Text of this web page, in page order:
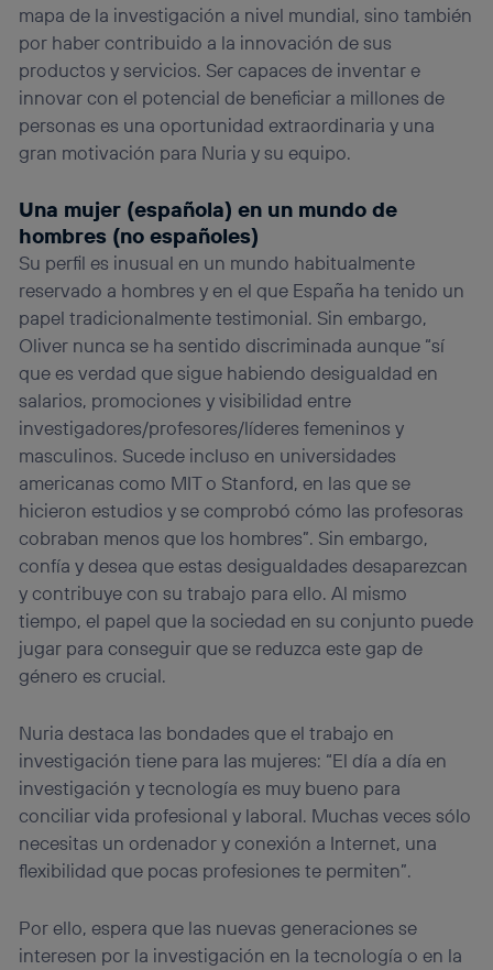
mapa de la investigación a nivel mundial, sino también
por haber contribuido a la innovación de sus
productos y servicios. Ser capaces de inventar e
innovar con el potencial de beneficiar a millones de
personas es una oportunidad extraordinaria y una
gran motivación para Nuria y su equipo.
Una mujer (española) en un mundo de
hombres (no españoles)
Su perfil es inusual en un mundo habitualmente
reservado a hombres y en el que España ha tenido un
papel tradicionalmente testimonial. Sin embargo,
Oliver nunca se ha sentido discriminada aunque “sí
que es verdad que sigue habiendo desigualdad en
salarios, promociones y visibilidad entre
investigadores/profesores/líderes femeninos y
masculinos. Sucede incluso en universidades
americanas como MIT o Stanford, en las que se
hicieron estudios y se comprobó cómo las profesoras
cobraban menos que los hombres”. Sin embargo,
confía y desea que estas desigualdades desaparezcan
y contribuye con su trabajo para ello. Al mismo
tiempo, el papel que la sociedad en su conjunto puede
jugar para conseguir que se reduzca este gap de
género es crucial.
Nuria destaca las bondades que el trabajo en
investigación tiene para las mujeres: “El día a día en
investigación y tecnología es muy bueno para
conciliar vida profesional y laboral. Muchas veces sólo
necesitas un ordenador y conexión a Internet, una
flexibilidad que pocas profesiones te permiten”.
Por ello, espera que las nuevas generaciones se
interesen por la investigación en la tecnología o en la